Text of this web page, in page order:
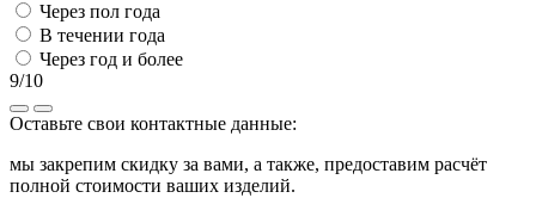
Через пол года
В течении года
Через год и более
9/10
Оставьте свои контактные данные:
мы закрепим скидку за вами, а также, предоставим расчёт
полной стоимости ваших изделий.